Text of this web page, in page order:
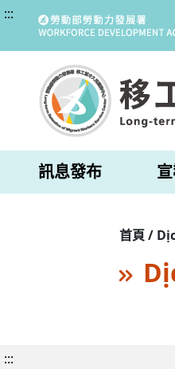
:::
訊息發布
首頁 /
:::